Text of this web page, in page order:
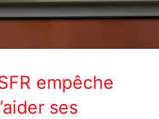
empêche
ses